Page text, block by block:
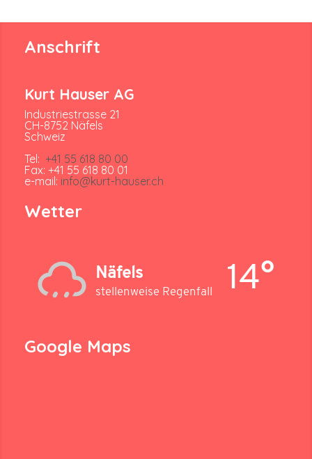
Anschrift
Kurt Hauser AG
Industriestrasse 21
CH-8752 Näfels
Schweiz
Tel: +41 55 618 80 00
Fax: +41 55 618 80 01
e-mail: info@kurt-hauser.ch
Wetter
Näfels
stellenweise Regenfall 14°
Google Maps